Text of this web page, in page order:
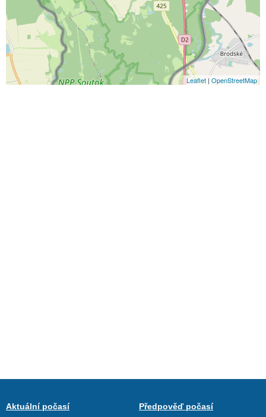
Leaflet | OpenStreetMap
Aktuální počasí
Předpověď počasí